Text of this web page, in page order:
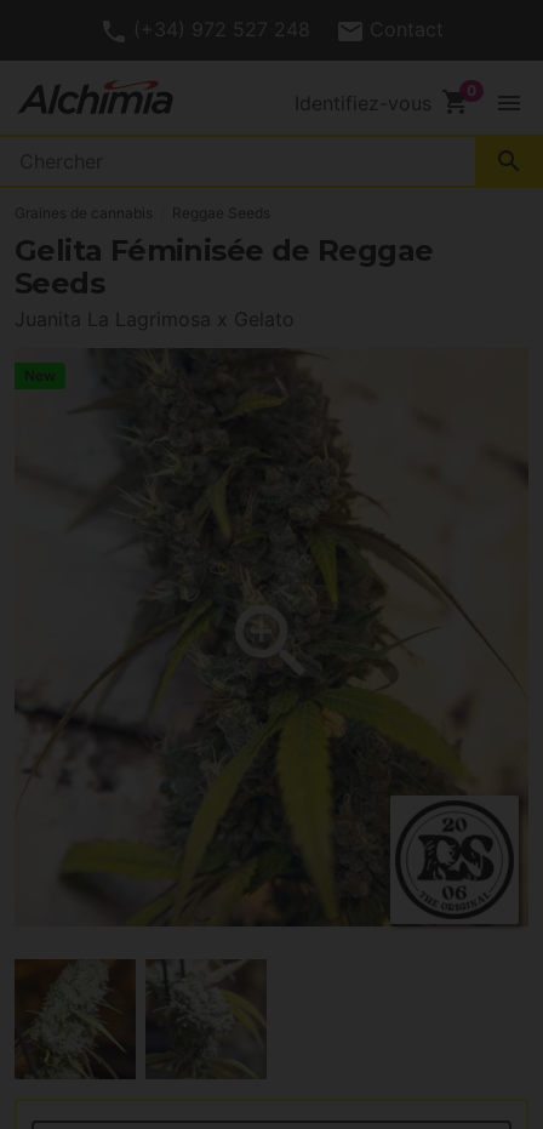
(+34) 972 527 248 Contact
Identifiez-vous shopping_cart menu
search
Graines de cannabis Reggae Seeds
Gelita Féminisée de Reggae
Seeds
Juanita La Lagrimosa x Gelato
New